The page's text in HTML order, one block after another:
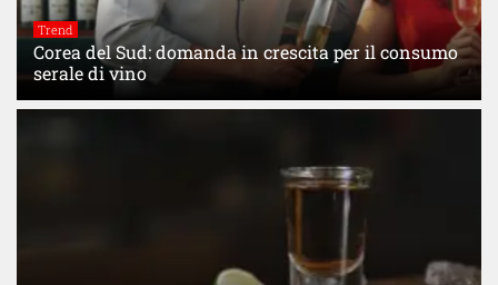
Trend
Corea del Sud: domanda in crescita per il consumo
serale di vino